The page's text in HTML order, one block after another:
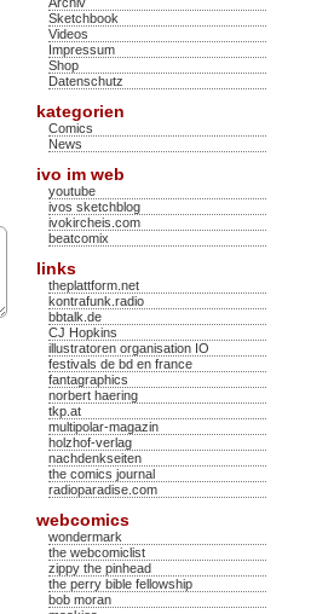
Sketchbook
Videos
Impressum
Shop
Datenschutz
kategorien
Comics
News
ivo im web
youtube
ivos sketchblog
ivokircheis.com
beatcomix
links
theplattform.net
kontrafunk.radio
bbtalk.de
CJ Hopkins
illustratoren organisation IO
festivals de bd en france
fantagraphics
norbert haering
tkp.at
multipolar-magazin
holzhof-verlag
nachdenkseiten
the comics journal
radioparadise.com
webcomics
wondermark
the webcomiclist
zippy the pinhead
the perry bible fellowship
bob moran